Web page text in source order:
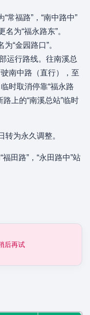
常福路”，“南中路中”
名为“福永路东”。
“金园路口”。
运行路线。往南溪总
南中路（直行），至
时取消停靠“福永路
路上的“南溪总站”临时
转为永久调整。
田路”，“永田路中”站
后再试